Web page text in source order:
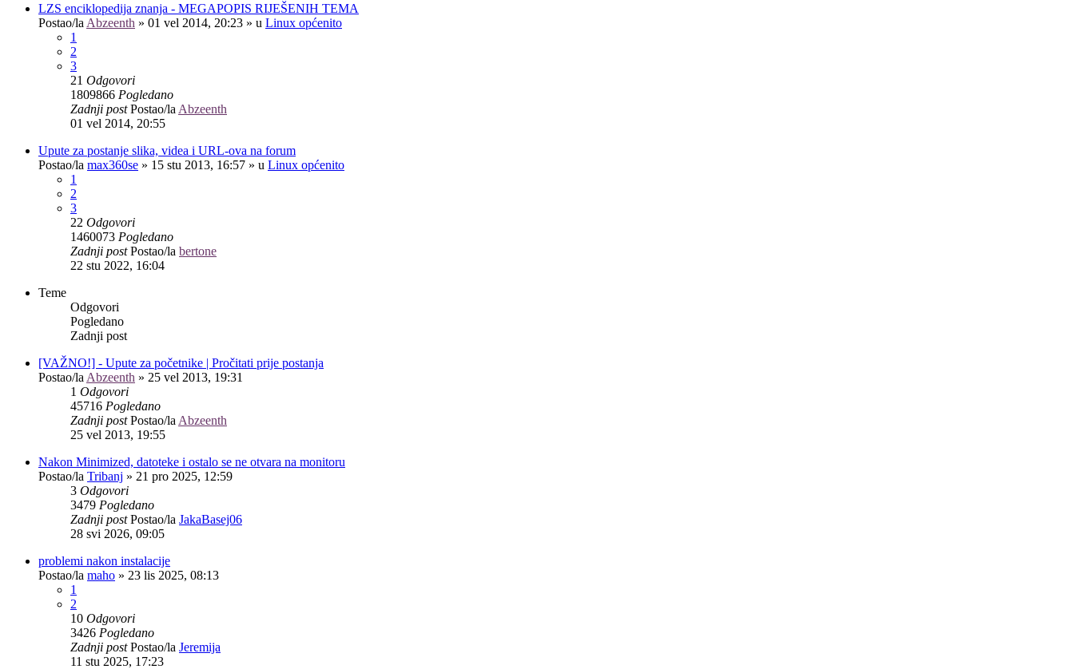
LZS enciklopedija znanja - MEGAPOPIS RIJEŠENIH TEMA
Postao/la Abzeenth » 01 vel 2014, 20:23 » u Linux općenito
1
2
3
21 Odgovori
1809866 Pogledano
Zadnji postPostao/la Abzeenth
01 vel 2014, 20:55
Upute za postanje slika, videa i URL-ova na forum
Postao/la max360se » 15 stu 2013, 16:57 » u Linux općenito
1
2
3
22 Odgovori
1460073 Pogledano
Zadnji postPostao/la bertone
22 stu 2022, 16:04
Teme
Odgovori
Pogledano
Zadnji post
[VAŽNO!] - Upute za početnike | Pročitati prije postanja
Postao/la Abzeenth » 25 vel 2013, 19:31
1 Odgovori
45716 Pogledano
Zadnji postPostao/la Abzeenth
25 vel 2013, 19:55
Nakon Minimized, datoteke i ostalo se ne otvara na monitoru
Postao/la Tribanj » 21 pro 2025, 12:59
3 Odgovori
3479 Pogledano
Zadnji postPostao/la JakaBasej06
28 svi 2026, 09:05
problemi nakon instalacije
Postao/la maho » 23 lis 2025, 08:13
1
2
10 Odgovori
3426 Pogledano
Zadnji postPostao/la Jeremija
11 stu 2025, 17:23